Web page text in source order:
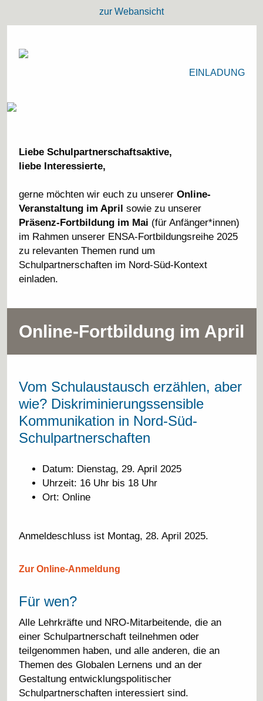
zur Webansicht
EINLADUNG
Liebe Schulpartnerschaftsaktive,
liebe Interessierte,
gerne möchten wir euch zu unserer Online-
Veranstaltung im April sowie zu unserer
Präsenz-Fortbildung im Mai (für Anfänger*innen)
im Rahmen unserer ENSA-Fortbildungsreihe 2025
zu relevanten Themen rund um
Schulpartnerschaften im Nord-Süd-Kontext
einladen.
Online-Fortbildung im April
Vom Schulaustausch erzählen, aber
wie? Diskriminierungssensible
Kommunikation in Nord-Süd-
Schulpartnerschaften
Datum: Dienstag, 29. April 2025
Uhrzeit: 16 Uhr bis 18 Uhr
Ort: Online
Anmeldeschluss ist Montag, 28. April 2025.
Zur Online-Anmeldung
Für wen?
Alle Lehrkräfte und NRO-Mitarbeitende, die an
einer Schulpartnerschaft teilnehmen oder
teilgenommen haben, und alle anderen, die an
Themen des Globalen Lernens und an der
Gestaltung entwicklungspolitischer
Schulpartnerschaften interessiert sind.